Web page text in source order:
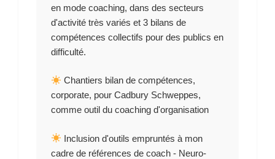
en mode coaching, dans des secteurs
d'activité très variés et 3 bilans de
compétences collectifs pour des publics en
difficulté.
Chantiers bilan de compétences,
corporate, pour Cadbury Schweppes,
comme outil du coaching d'organisation
Inclusion d'outils empruntés à mon
cadre de références de coach - Neuro-